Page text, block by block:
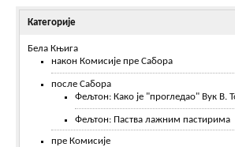
Категорије
Бела Књига
након Комисије пре Сабора
после Сабора
Фељтон: Како је "прогледао" Вук В.
Фељтон: Паства лажним пастирима
пре Комисије